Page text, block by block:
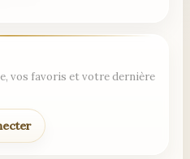
vos favoris et votre dernière